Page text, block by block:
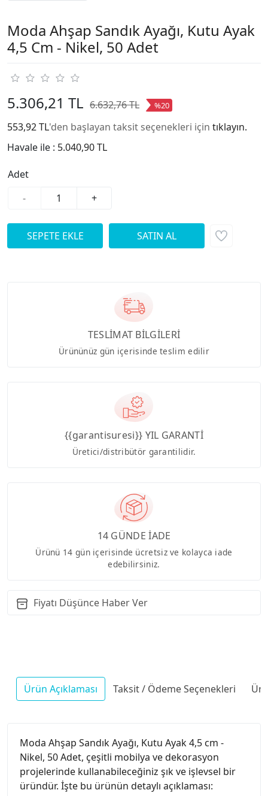
Moda Ahşap Sandık Ayağı, Kutu Ayak
4,5 Cm - Nikel, 50 Adet
5.306,21 TL 6.632,76 TL %20
553,92 TL'den başlayan taksit seçenekleri için tıklayın.
Havale ile : 5.040,90 TL
Adet
-
+
TESLİMAT BİLGİLERİ
Ürününüz gün içerisinde teslim edilir
{{garantisuresi}} YIL GARANTİ
Üretici/distribütör garantilidir.
14 GÜNDE İADE
Ürünü 14 gün içerisinde ücretsiz ve kolayca iade
edebilirsiniz.
Fiyatı Düşünce Haber Ver
Ürün Açıklaması Taksit / Ödeme Seçenekleri
Moda Ahşap Sandık Ayağı, Kutu Ayak 4,5 cm -
Nikel, 50 Adet, çeşitli mobilya ve dekorasyon
projelerinde kullanabileceğiniz şık ve işlevsel bir
üründür. İşte bu ürünün detaylı açıklaması: